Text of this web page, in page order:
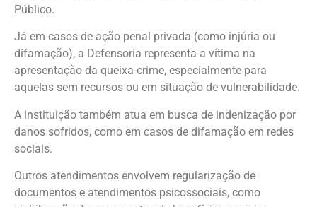
Público.
Já em casos de ação penal privada (como injúria ou
difamação), a Defensoria representa a vítima na
apresentação da queixa-crime, especialmente para
aquelas sem recursos ou em situação de vulnerabilidade.
A instituição também atua em busca de indenização por
danos sofridos, como em casos de difamação em redes
sociais.
Outros atendimentos envolvem regularização de
documentos e atendimentos psicossociais, como